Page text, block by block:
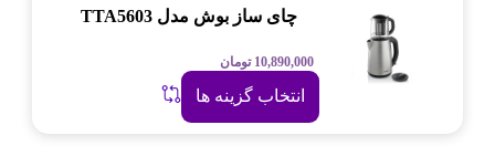
چای ساز بوش مدل TTA5603
10,890,000 تومان
انتخاب گزینه ها